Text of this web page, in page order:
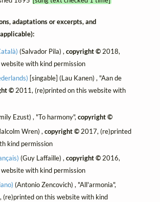
adaptations or excerpts, and
(Salvador Pila) ,copyright ©2018,
with kind permission
[singable] (Lau Kanen) , "Aan de
©2011, (re)printed on this website with
Ezust) , "To harmony",copyright ©
Wren) ,copyright ©2017, (re)printed
kind permission
(Guy Laffaille) ,copyright ©2016,
with kind permission
(Antonio Zencovich) , "All'armonia",
on this website with kind